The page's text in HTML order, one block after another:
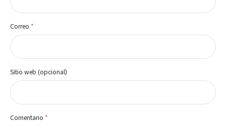
Correo *
Sitio web (opcional)
Comentario *